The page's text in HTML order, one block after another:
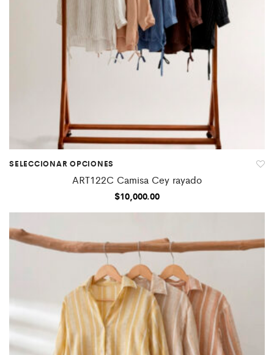
SELECCIONAR OPCIONES
ART122C Camisa Cey rayado
$10,000.00